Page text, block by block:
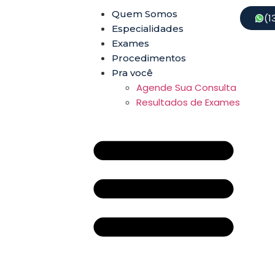
Quem Somos
Especialidades
Exames
Procedimentos
Pra você
Agende Sua Consulta
Resultados de Exames